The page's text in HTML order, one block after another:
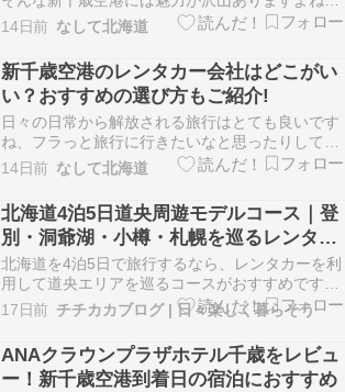
お土産物などのお店も沢山あるので見ているだけ
でも楽しくなったり、美味しいグルメを楽しめる
お店が沢山あったりと。 1日あっても時間が足り
ないのでは？と思ってしまう程。 そんな新千歳空
港には人…
14日前 なして北海道
新千歳空港のレンタカー会社はどこがい
い？おすすめの選び方もご紹介!
日々の日常から解放される旅行はとても良いです
ね、フラっと旅行に行きたいなと思ったりしてし
まいます。 そんな旅行ですが国内であれば人気の
観光エリアが沢山ありますが、その中に北海道が
候補に入ってくるのではないでしょうか？ 北海道
では美味しいグルメが沢山あったり、広大な景色
が楽しめたり…
14日前 なして北海道
北海道4泊5日道央周遊モデルコース｜登
別・洞爺湖・小樽・札幌を巡るレンタカ
ー旅行記
北海道を4泊5日で旅行するなら、レンタカーを利
用して道央エリアを巡るコースがおすすめです。
今回の旅行では、新千歳空港でレンタカーを借
り、登別、室蘭、洞爺湖、小樽、札幌を巡りまし
た。 北海道は観光地同士の距離が離れています
が、車があれば途中で気になった場所に立ち寄れ
るのが魅力で…
17日前 チチカカブログ | 日々楽しく暮らそう
ANAクラウンプラザホテル千歳をレビュ
ー！新千歳空港到着日の宿泊におすすめ